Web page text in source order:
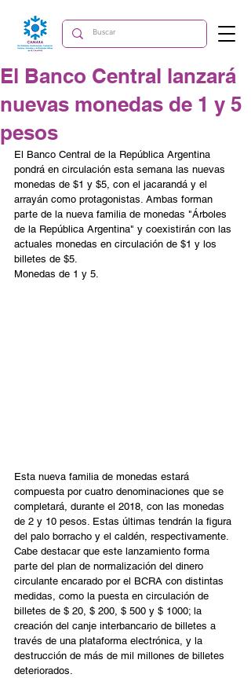
El Banco Central lanzará
nuevas monedas de 1 y 5
pesos
El Banco Central de la República Argentina
pondrá en circulación esta semana las nuevas
monedas de $1 y $5, con el jacarandá y el
arrayán como protagonistas. Ambas forman
parte de la nueva familia de monedas "Árboles
de la República Argentina" y coexistirán con las
actuales monedas en circulación de $1 y los
billetes de $5.
Monedas de 1 y 5.
Esta nueva familia de monedas estará
compuesta por cuatro denominaciones que se
completará, durante el 2018, con las monedas
de 2 y 10 pesos. Estas últimas tendrán la figura
del palo borracho y el caldén, respectivamente.
Cabe destacar que este lanzamiento forma
parte del plan de normalización del dinero
circulante encarado por el BCRA con distintas
medidas, como la puesta en circulación de
billetes de $ 20, $ 200, $ 500 y $ 1000; la
creación del canje interbancario de billetes a
través de una plataforma electrónica, y la
destrucción de más de mil millones de billetes
deteriorados.